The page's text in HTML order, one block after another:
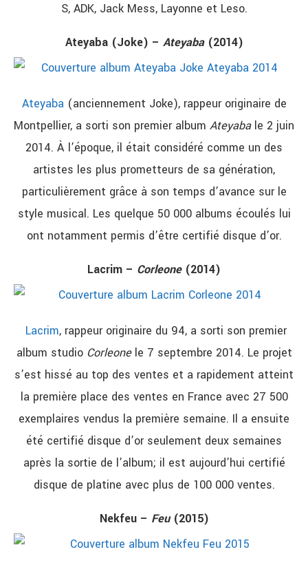
S, ADK, Jack Mess, Layonne et Leso.
Ateyaba (Joke) – Ateyaba(2014)
Ateyaba(anciennement Joke), rappeur originaire de
Montpellier, a sorti son premier album Ateyabale 2 juin
2014. À l’époque, il était considéré comme un des
artistes les plus prometteurs de sa génération,
particulièrement grâce à son temps d’avance sur le
style musical. Les quelque 50 000 albums écoulés lui
ont notamment permis d’être certifié disque d’or.
Lacrim – Corleone(2014)
Lacrim, rappeur originaire du 94, a sorti son premier
album studio Corleonele 7 septembre 2014. Le projet
s’est hissé au top des ventes et a rapidement atteint
la première place des ventes en France avec 27 500
exemplaires vendus la première semaine. Il a ensuite
été certifié disque d’or seulement deux semaines
après la sortie de l’album; il est aujourd’hui certifié
disque de platine avec plus de 100 000 ventes.
Nekfeu – Feu(2015)